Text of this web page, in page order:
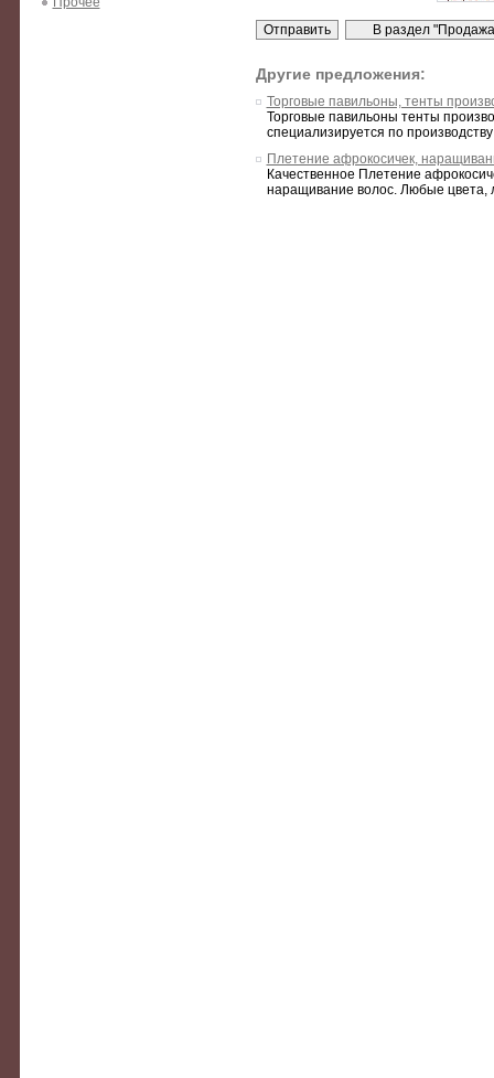
Другие предложения:
Торговые павильоны, тенты
Торговые павильоны тенты
специализируется по
Плетение афрокосичек,
Качественное Плетение
наращивание волос. Любые цвета,